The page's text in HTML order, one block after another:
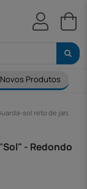
Novos Produtos
sol reto de jardim
- Redondo